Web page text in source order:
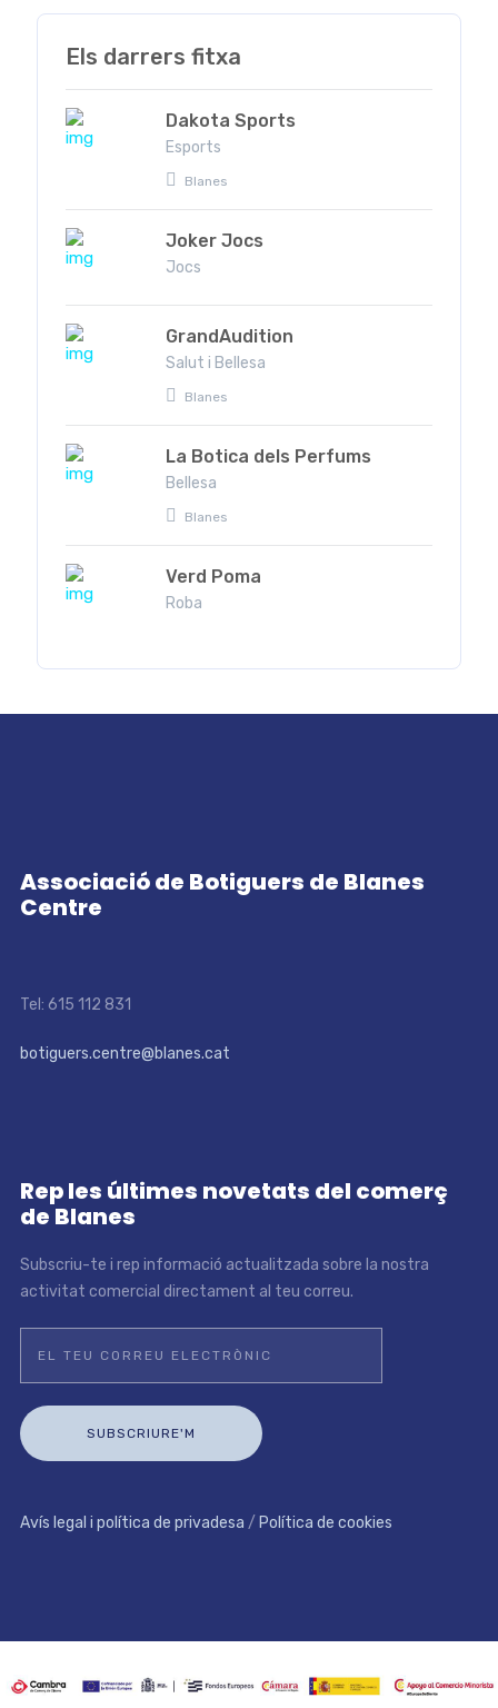
Els darrers fitxa
Dakota Sports
Esports
Blanes
Joker Jocs
Jocs
GrandAudition
Salut i Bellesa
Blanes
La Botica dels Perfums
Bellesa
Blanes
Verd Poma
Roba
Associació de Botiguers de Blanes
Centre
Tel: 615 112 831
botiguers.centre@blanes.cat
Rep les últimes novetats del comerç
de Blanes
Subscriu-te i rep informació actualitzada sobre la nostra
activitat comercial directament al teu correu.
Avís legal i política de privadesa / Política de cookies